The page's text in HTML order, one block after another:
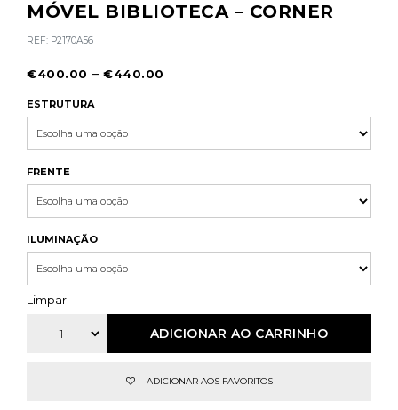
MÓVEL BIBLIOTECA – CORNER
REF: P2170A56
€400.00 – €440.00
ESTRUTURA
FRENTE
ILUMINAÇÃO
Limpar
ADICIONAR AO CARRINHO
ADICIONAR AOS FAVORITOS